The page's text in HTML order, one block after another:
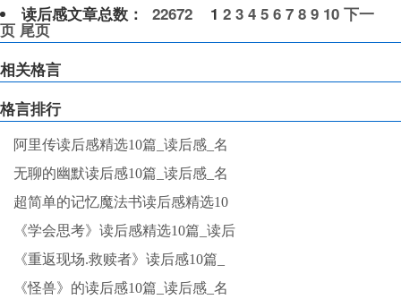
读后感文章总数： 22672 1 2 3 4 5 6 7 8 9 10 下一
页 尾页
相关格言
格言排行
阿里传读后感精选10篇_读后感_名
无聊的幽默读后感10篇_读后感_名
超简单的记忆魔法书读后感精选10
《学会思考》读后感精选10篇_读后
《重返现场.救赎者》读后感10篇_
《怪兽》的读后感10篇_读后感_名